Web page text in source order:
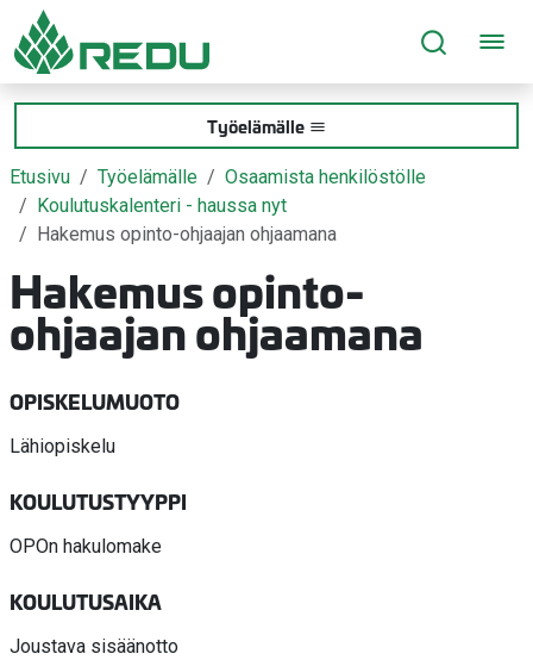
Siirry sivusisältöön
Työelämälle
Etusivu Työelämälle
Osaamista henkilöstölle
Koulutuskalenteri - haussa nyt
Hakemus opinto-ohjaajan ohjaamana
Hakemus opinto-
ohjaajan ohjaamana
OPISKELUMUOTO
Lähiopiskelu
KOULUTUSTYYPPI
OPOn hakulomake
KOULUTUSAIKA
Joustava sisäänotto